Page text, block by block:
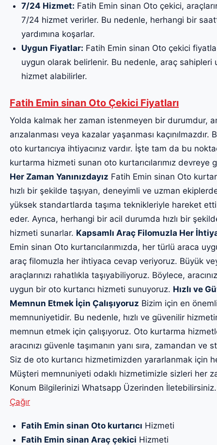
7/24 Hizmet: Fatih Emin sinan Oto çekici,
7/24 hizmet verirler. Bu nedenle, herhangi bir
yardımına koşarlar.
Uygun Fiyatlar: Fatih Emin sinan Oto çekici
uygun olarak belirlenir. Bu nedenle, araç
hizmet alabilirler.
Fatih Emin sinan Oto Çekici Fiyatları
Yolda kalmak her zaman istenmeyen bir durumdur,
arızalanması veya kazalar yaşanması
oto kurtarıcıya ihtiyacınız vardır. İşte tam da bu
kurtarma hizmeti sunan oto kurtarıcılarımız devreye
Her Zaman Yanınızdayız Fatih Emin sinan Oto
hızlı bir şekilde taşıyan, deneyimli ve uzman
yüksek standartlarda taşıma teknikleriyle hareket
eder. Ayrıca, herhangi bir acil durumda hızlı bir
hizmeti sunarlar. Kapsamlı Araç Filomuzla Her
Emin sinan Oto kurtarıcılarımızda, her türlü araca
araç filomuzla her ihtiyaca cevap veriyoruz. Büyük
araçlarınızı rahatlıkla taşıyabiliyoruz. Böylece,
uygun bir oto kurtarıcı hizmeti sunuyoruz. Hızlı ve
Memnun Etmek İçin Çalışıyoruz Bizim için en
memnuniyetidir. Bu nedenle, hızlı ve güvenilir
memnun etmek için çalışıyoruz. Oto kurtarma
aracınızı güvenle taşımanın yanı sıra, zamandan
Siz de oto kurtarıcı hizmetimizden yararlanmak için
Müşteri memnuniyeti odaklı hizmetimizle sizleri her
Konum Bilgilerinizi Whatsapp Üzerinden
Çağır
Fatih Emin sinan Oto kurtarıcı Hizmeti
Fatih Emin sinan Araç çekici Hizmeti